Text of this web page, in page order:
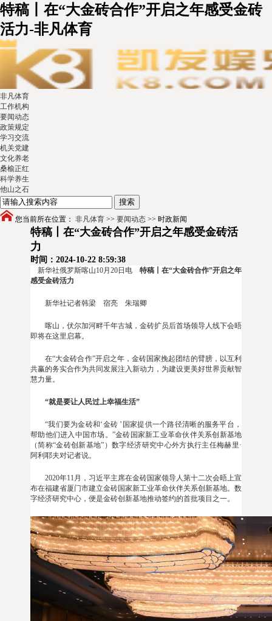
特稿丨在“大金砖合作”开启之年感受金砖
活力-非凡体育
非凡体育
工作机构
要闻动态
政策规定
学习交流
机关党建
文化养老
桑榆正红
科学养生
他山之石
您当前所在位置： 非凡体育 >> 要闻动态 >> 时政新闻
特稿丨在“大金砖合作”开启之年感受金砖活
力
时间：2024-10-22 8:59:38
新华社俄罗斯喀山10月20日电 特稿丨在“大金砖合作”开启之年
感受金砖活力
新华社记者韩梁 宿亮 朱瑞卿
喀山，伏尔加河畔千年古城，金砖扩员后首场领导人线下会晤
即将在这里启幕。
在“大金砖合作”开启之年，金砖国家挽起团结的臂膀，以互利
共赢的务实合作为共同发展注入新动力，为建设更美好世界贡献智
慧力量。
“就是要让人民过上幸福生活”
“我们要为金砖和‘金砖 ’国家提供一个路径清晰的服务平台，
帮助他们进入中国市场。”金砖国家新工业革命伙伴关系创新基地
（简称“金砖创新基地”）数字经济研究中心外方执行主任梅赫里·
阿利耶夫对记者说。
2020年11月，习近平主席在金砖国家领导人第十二次会晤上宣
布在福建省厦门市建立金砖国家新工业革命伙伴关系创新基地。数
字经济研究中心，便是金砖创新基地推动签约的首批项目之一。